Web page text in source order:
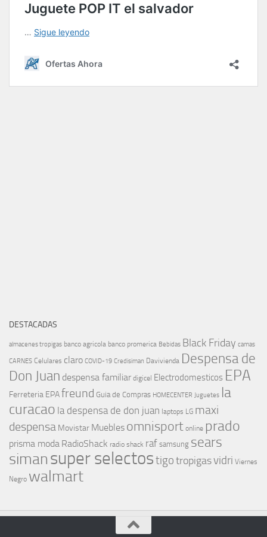
DESTACADAS
almacenes tropigas banco agricola banco promerica Bebidas Black Friday camas
CARNES Celulares claro COVID-19 Credisiman Davivienda Despensa de
Don Juan despensa familiar digicel Electrodomesticos EPA
Ferreteria EPAfreund Guia de Compras HOMECENTER Juguetes la
curacao la despensa de don juan laptops LG maxi
despensa Movistar Muebles omnisport online prado
prisma moda RadioShack radio shack raf samsung sears
simansuper selectostigotropigasvidri Viernes
Negro walmart